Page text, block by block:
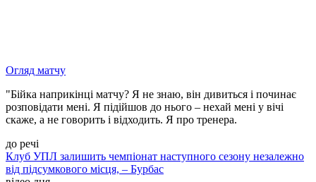
Огляд матчу
"Бійка наприкінці матчу? Я не знаю, він дивиться і починає
розповідати мені. Я підійшов до нього – нехай мені у вічі
скаже, а не говорить і відходить. Я про тренера.
до речі
Клуб УПЛ залишить чемпіонат наступного сезону незалежно
від підсумкового місця, – Бурбас